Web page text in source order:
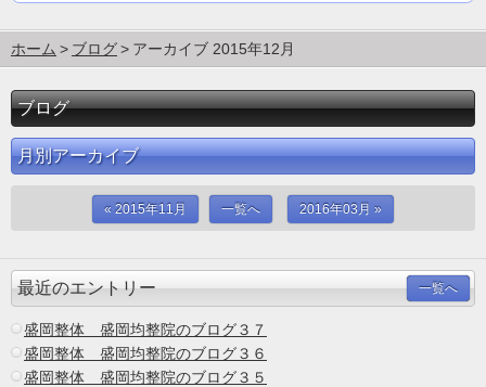
ホーム ブログ アーカイブ 2015年12月
ブログ
月別アーカイブ
« 2015年11月 一覧へ 2016年03月 »
最近のエントリー 一覧へ
盛岡整体 盛岡均整院のブログ３７
盛岡整体 盛岡均整院のブログ３６
盛岡整体 盛岡均整院のブログ３５